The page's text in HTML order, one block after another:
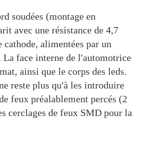
soudées (montage en
avec une résistance de 4,7
cathode, alimentées par un
face interne de l'automotrice
ainsi que le corps des leds.
reste plus qu'à les introduire
feux préalablement percés (2
cerclages de feux SMD pour la